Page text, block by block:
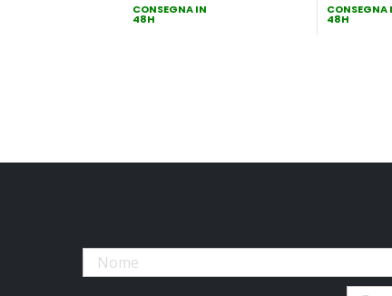
CONSEGNA IN
48H
CONSEGNA
48H